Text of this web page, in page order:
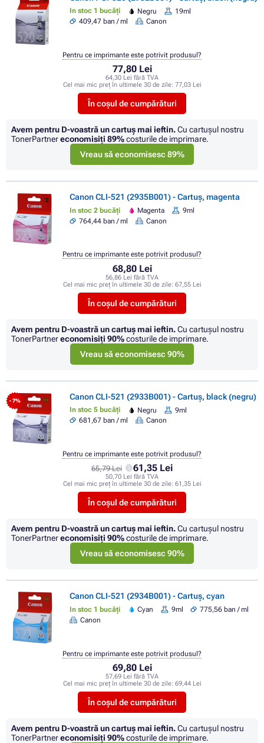
In stoc 1 bucăți Negru
19ml
409,47 ban / ml
Canon
77,80 Lei
64,30 Lei fără TVA
Cel mai mic preț în ultimele 30 de zile: 77,03 Lei
În coșul de cumpărături
Pentru ce imprimante este potrivit produsul?
Avem pentru D-voastră un cartuș mai ieftin.Cu cartuşul nostru
TonerPartnereconomisiţi 89%costurile de imprimare.
Vreau să economisesc 89%
Canon CLI-521 (2935B001) - Cartuș, magenta
In stoc 2 bucăți Magenta
9ml
764,44 ban / ml
Canon
68,80 Lei
56,86 Lei fără TVA
Cel mai mic preț în ultimele 30 de zile: 67,55 Lei
În coșul de cumpărături
Pentru ce imprimante este potrivit produsul?
Avem pentru D-voastră un cartuș mai ieftin.Cu cartuşul nostru
TonerPartnereconomisiţi 90%costurile de imprimare.
Vreau să economisesc 90%
- 7% Canon CLI-521 (2933B001) - Cartuș, black (negru)
In stoc 5 bucăți Negru
9ml
681,67 ban / ml
Canon
65,79 Lei 61,35 Lei
50,70 Lei fără TVA
Cel mai mic preț în ultimele 30 de zile: 61,35 Lei
În coșul de cumpărături
Pentru ce imprimante este potrivit produsul?
Avem pentru D-voastră un cartuș mai ieftin.Cu cartuşul nostru
TonerPartnereconomisiţi 90%costurile de imprimare.
Vreau să economisesc 90%
Canon CLI-521 (2934B001) - Cartuș, cyan
In stoc 1 bucăți Cyan 9ml
775,56 ban / ml
Canon
69,80 Lei
57,69 Lei fără TVA
Cel mai mic preț în ultimele 30 de zile: 69,44 Lei
În coșul de cumpărături
Pentru ce imprimante este potrivit produsul?
Avem pentru D-voastră un cartuș mai ieftin.Cu cartuşul nostru
TonerPartnereconomisiţi 90%costurile de imprimare.